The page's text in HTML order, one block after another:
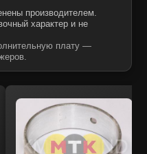
для техники,
сельском
работах.
KMP
поставляются с
риска
производителем.
характер и не
плату —